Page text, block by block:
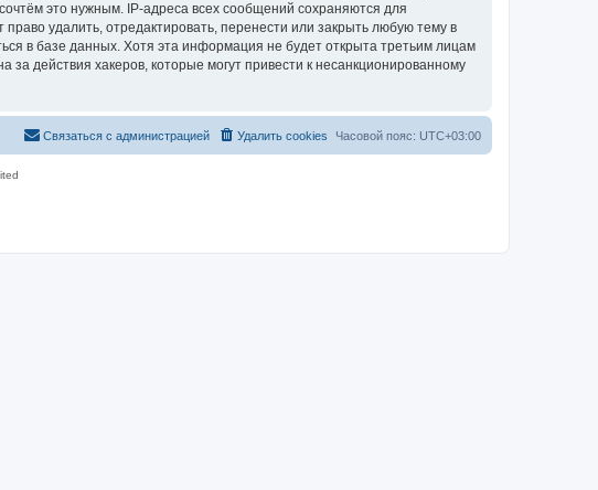
это нужным. IP-адреса всех сообщений сохраняются для
удалить, отредактировать, перенести или закрыть любую тему в
в базе данных. Хотя эта информация не будет открыта третьим лицам
действия хакеров, которые могут привести к несанкционированному
Часовой пояс: UTC+03:00
Удалить cookies
Связаться с администрацией